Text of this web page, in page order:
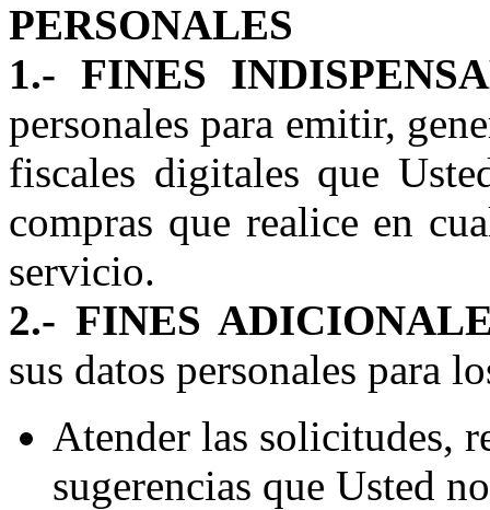
PERSONALES
1.- FINES
personales para emitir,
fiscales digitales que
compras que realice en
servicio.
2.- FINES
sus datos personales para
Atender las solicitudes,
sugerencias que Usted